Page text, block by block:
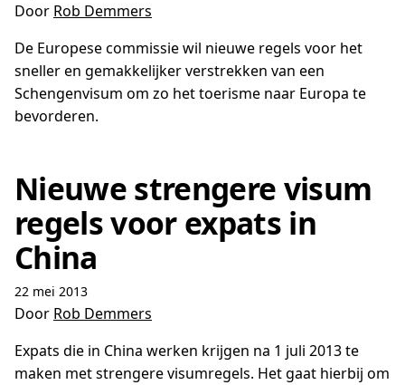
Door Rob Demmers
De Europese commissie wil nieuwe regels voor het
sneller en gemakkelijker verstrekken van een
Schengenvisum om zo het toerisme naar Europa te
bevorderen.
Nieuwe strengere visum
regels voor expats in
China
22 mei 2013
Door Rob Demmers
Expats die in China werken krijgen na 1 juli 2013 te
maken met strengere visumregels. Het gaat hierbij om